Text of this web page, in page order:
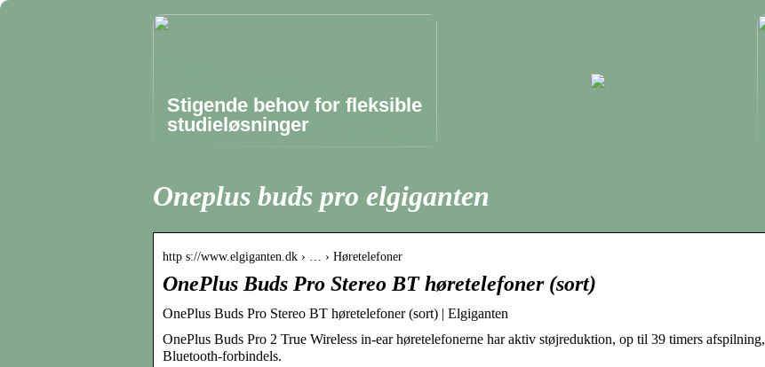
Stigende behov for fleksible
studieløsninger
Oneplus buds pro elgiganten
http s://www.elgiganten.dk › … › Høretelefoner
OnePlus Buds Pro Stereo BT høretelefoner (sort)
OnePlus Buds Pro Stereo BT høretelefoner (sort) | Elgiganten
OnePlus Buds Pro 2 True Wireless in-ear høretelefonerne har aktiv støjreduktion, op til 39 timers afspilning,
Bluetooth-forbindels.